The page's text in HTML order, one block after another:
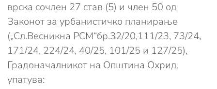
врска сочлен 27 став (5) и член 50 од
Законот за урбанистичко планирање
(„Сл.Весникна РСМ“бр.32/20,111/23, 73/24,
171/24, 224/24, 40/25, 101/25 и 127/25),
Градоначалникот на Општина Охрид,
упатува: